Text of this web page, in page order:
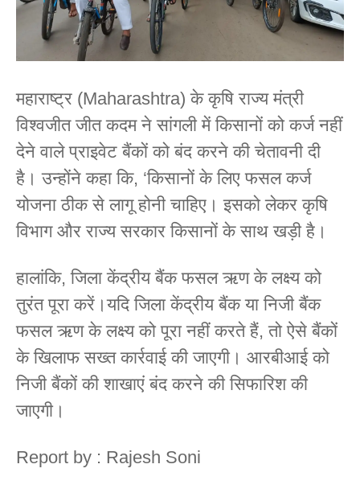
महाराष्ट्र (Maharashtra) के कृषि राज्य मंत्री
विश्वजीत जीत कदम ने सांगली में किसानों को कर्ज नहीं
देने वाले प्राइवेट बैंकों को बंद करने की चेतावनी दी
है। उन्होंने कहा कि, ‘किसानों के लिए फसल कर्ज
योजना ठीक से लागू होनी चाहिए। इसको लेकर कृषि
विभाग और राज्य सरकार किसानों के साथ खड़ी है।
हालांकि, जिला केंद्रीय बैंक फसल ऋण के लक्ष्य को
तुरंत पूरा करें।यदि जिला केंद्रीय बैंक या निजी बैंक
फसल ऋण के लक्ष्य को पूरा नहीं करते हैं, तो ऐसे बैंकों
के खिलाफ सख्त कार्रवाई की जाएगी। आरबीआई को
निजी बैंकों की शाखाएं बंद करने की सिफारिश की
जाएगी।
Report by : Rajesh Soni